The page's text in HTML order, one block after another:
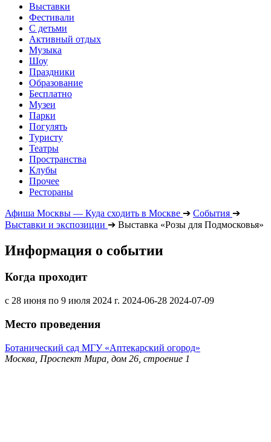
Выставки
Фестивали
С детьми
Активный отдых
Музыка
Шоу
Праздники
Образование
Бесплатно
Музеи
Парки
Погулять
Туристу
Театры
Пространства
Клубы
Прочее
Рестораны
Афиша Москвы — Куда сходить в Москве ➔ События ➔
Выставки и экспозиции ➔ Выставка «Розы для Подмосковья»
Информация о событии
Когда проходит
с 28 июня по 9 июля 2024 г. 2024-06-28 2024-07-09
Место проведения
Ботанический сад МГУ «Аптекарский огород»
Москва, Проспект Мира, дом 26, строение 1